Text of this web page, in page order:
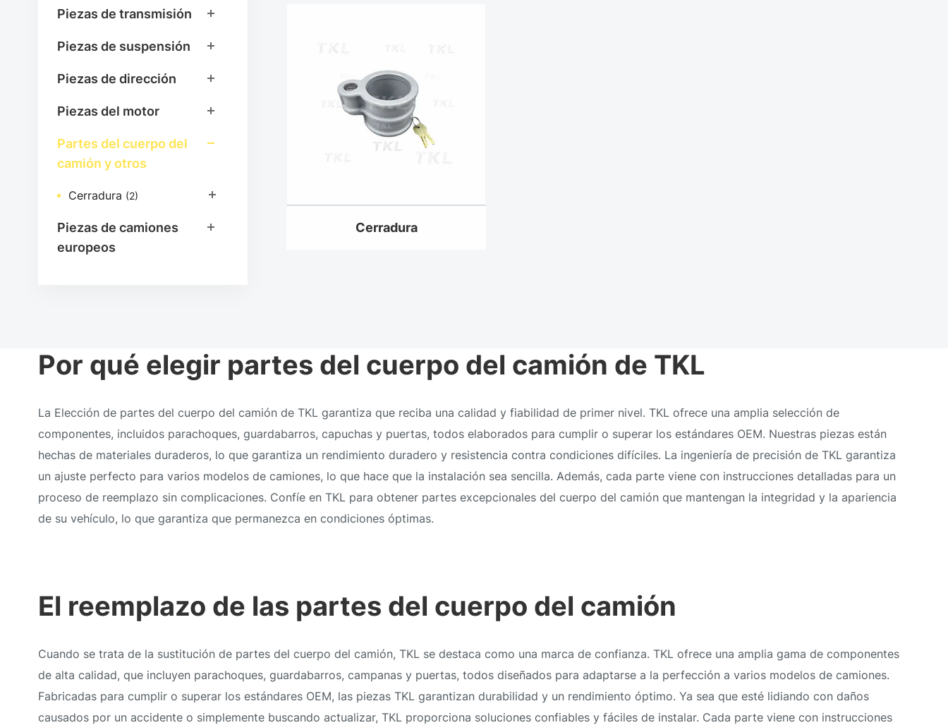
Piezas de transmisión
Piezas de suspensión
Piezas de dirección
Piezas del motor
Partes del cuerpo del
camión y otros
Cerradura (2)
Piezas de camiones
europeos
Cerradura
Por qué elegir partes del cuerpo del camión de TKL
La Elección de partes del cuerpo del camión de TKL garantiza que reciba una calidad y fiabilidad de primer nivel. TKL ofrece una amplia selección de
componentes, incluidos parachoques, guardabarros, capuchas y puertas, todos elaborados para cumplir o superar los estándares OEM. Nuestras piezas están
hechas de materiales duraderos, lo que garantiza un rendimiento duradero y resistencia contra condiciones difíciles. La ingeniería de precisión de TKL garantiza
un ajuste perfecto para varios modelos de camiones, lo que hace que la instalación sea sencilla. Además, cada parte viene con instrucciones detalladas para un
proceso de reemplazo sin complicaciones. Confíe en TKL para obtener partes excepcionales del cuerpo del camión que mantengan la integridad y la apariencia
de su vehículo, lo que garantiza que permanezca en condiciones óptimas.
El reemplazo de las partes del cuerpo del camión
Cuando se trata de la sustitución de partes del cuerpo del camión, TKL se destaca como una marca de confianza. TKL ofrece una amplia gama de componentes
de alta calidad, que incluyen parachoques, guardabarros, campanas y puertas, todos diseñados para adaptarse a la perfección a varios modelos de camiones.
Fabricadas para cumplir o superar los estándares OEM, las piezas TKL garantizan durabilidad y un rendimiento óptimo. Ya sea que esté lidiando con daños
causados por un accidente o simplemente buscando actualizar, TKL proporciona soluciones confiables y fáciles de instalar. Cada parte viene con instrucciones